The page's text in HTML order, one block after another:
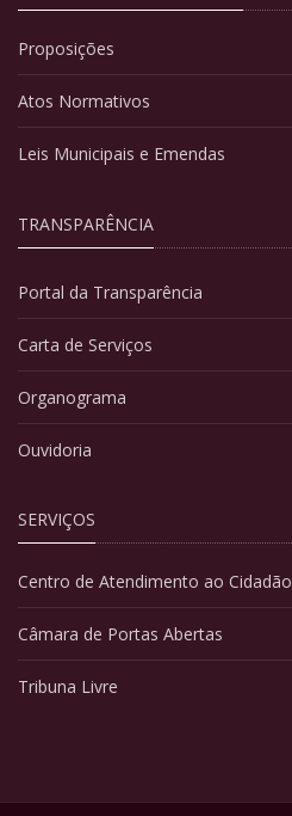
Proposições
Atos Normativos
Leis Municipais e Emendas
TRANSPARÊNCIA
Portal da Transparência
Carta de Serviços
Organograma
Ouvidoria
SERVIÇOS
Centro de Atendimento ao Cidadão
Câmara de Portas Abertas
Tribuna Livre